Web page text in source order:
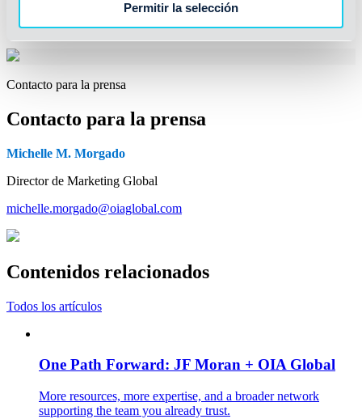
Permitir la selección
ofreciendo soluciones logísticas a medida que simplifican el
comercio y optimizan las cadenas de suministro globales.
Contacto para la prensa
Contacto para la prensa
Michelle M. Morgado
Director de Marketing Global
michelle.morgado@oiaglobal.com
Contenidos relacionados
Todos los artículos
One Path Forward: JF Moran + OIA Global
More resources, more expertise, and a broader network
supporting the team you already trust.